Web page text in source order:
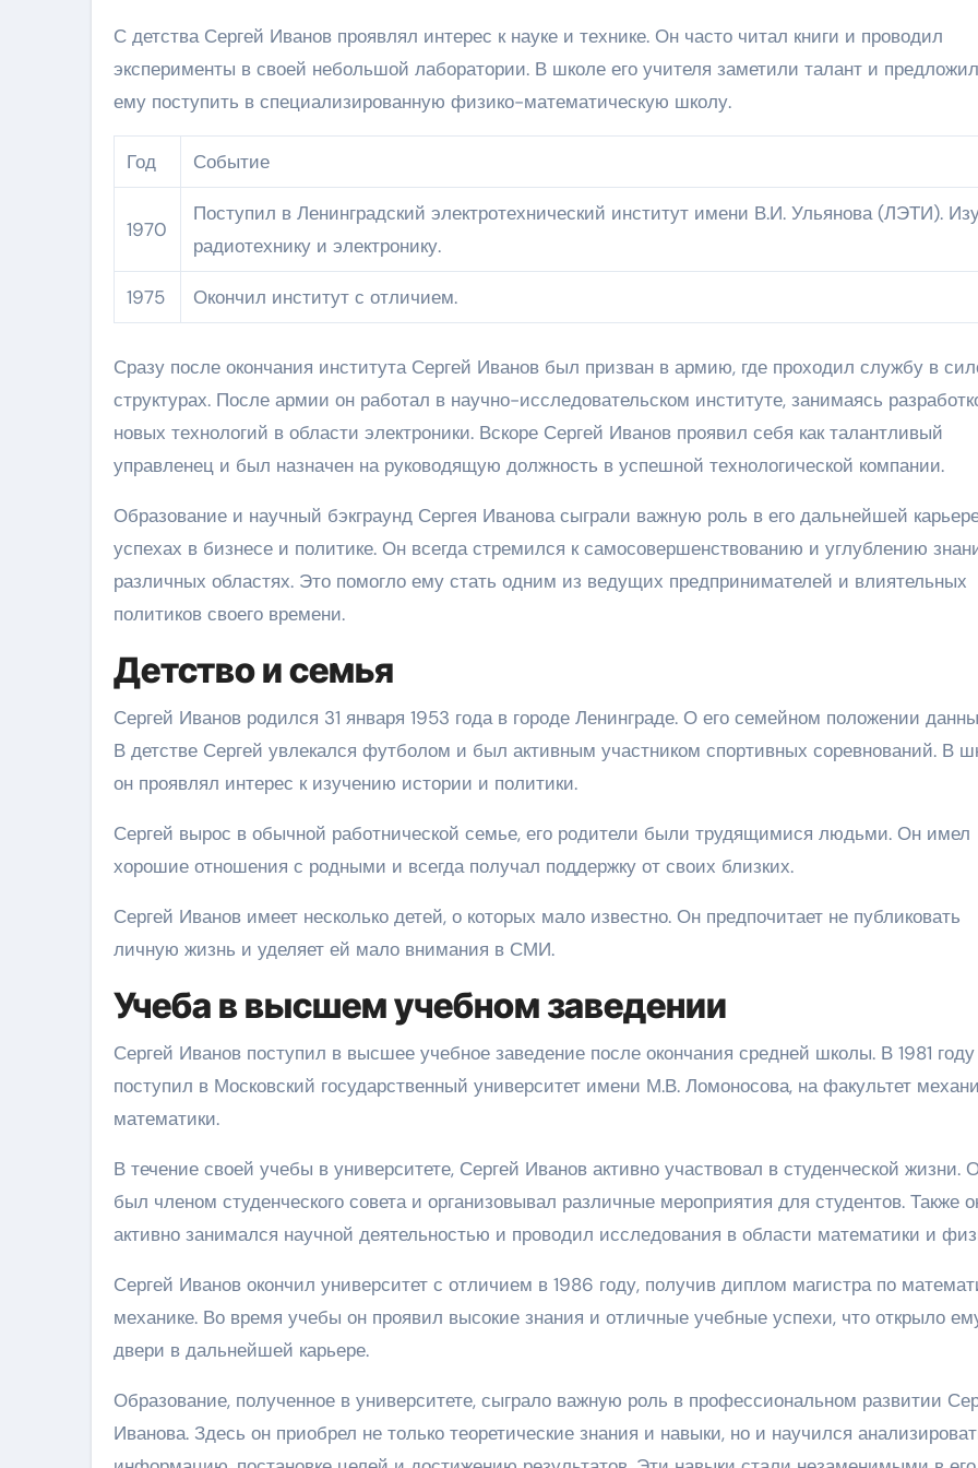
С детства Сергей Иванов проявлял интерес к науке и технике. Он часто читал книги и проводил
эксперименты в своей небольшой лаборатории. В школе его учителя заметили талант и
ему поступить в специализированную физико-математическую школу.
Год Событие
1970
Поступил в Ленинградский электротехнический институт имени В.И. Ульянова (ЛЭТИ).
радиотехнику и электронику.
1975 Окончил институт с отличием.
Сразу после окончания института Сергей Иванов был призван в армию, где проходил службу в
структурах. После армии он работал в научно-исследовательском институте, занимаясь
новых технологий в области электроники. Вскоре Сергей Иванов проявил себя как талантливый
управленец и был назначен на руководящую должность в успешной технологической компании.
Образование и научный бэкграунд Сергея Иванова сыграли важную роль в его дальнейшей
успехах в бизнесе и политике. Он всегда стремился к самосовершенствованию и углублению
различных областях. Это помогло ему стать одним из ведущих предпринимателей и влиятельных
политиков своего времени.
Детство и семья
Сергей Иванов родился 31 января 1953 года в городе Ленинграде. О его семейном положении
В детстве Сергей увлекался футболом и был активным участником спортивных соревнований. В
он проявлял интерес к изучению истории и политики.
Сергей вырос в обычной работнической семье, его родители были трудящимися людьми. Он имел
хорошие отношения с родными и всегда получал поддержку от своих близких.
Сергей Иванов имеет несколько детей, о которых мало известно. Он предпочитает не публиковать
личную жизнь и уделяет ей мало внимания в СМИ.
Учеба в высшем учебном заведении
Сергей Иванов поступил в высшее учебное заведение после окончания средней школы. В 1981
поступил в Московский государственный университет имени М.В. Ломоносова, на факультет
математики.
В течение своей учебы в университете, Сергей Иванов активно участвовал в студенческой жизни.
был членом студенческого совета и организовывал различные мероприятия для студентов. Также
активно занимался научной деятельностью и проводил исследования в области математики и
Сергей Иванов окончил университет с отличием в 1986 году, получив диплом магистра по
механике. Во время учебы он проявил высокие знания и отличные учебные успехи, что открыло
двери в дальнейшей карьере.
Образование, полученное в университете, сыграло важную роль в профессиональном развитии
Иванова. Здесь он приобрел не только теоретические знания и навыки, но и научился